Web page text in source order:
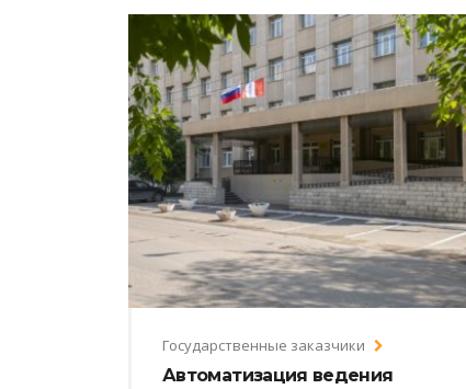
Государственные заказчики
Автоматизация ведения